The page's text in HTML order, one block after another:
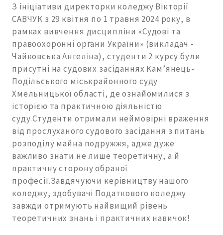
З ініціативи директорки коледжу Вікторії
САВЧУК з 29 квітня по 1 травня 2024 року, в
рамках вивчення дисципліни «Судові та
правоохоронні органи України» (викладач -
Чайковська Ангеліна), студенти 2 курсу були
присутні на судових засіданнях Камʼянець-
Подільського міськрайонного суду
Хмельницької області, де ознайомилися з
історією та практичною діяльністю
суду.Студенти отримали неймовірні враження
від прослуханого судового засідання з питань
розподілу майна подружжя, адже дуже
важливо знати не лише теоретичну, а й
практичну сторону обраної
професії.Завдячуючи керівництву нашого
коледжу, здобувачі Податкового коледжу
завжди отримують найвищий рівень
теоретичних знань і практичних навичок!